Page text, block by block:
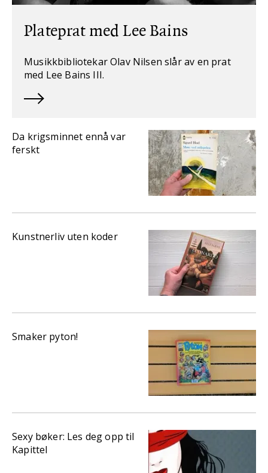
Plateprat med Lee Bains
Musikkbibliotekar Olav Nilsen slår av en prat
med Lee Bains III.
Da krigsminnet ennå var
ferskt
Kunstnerliv uten koder
Smaker pyton!
Sexy bøker: Les deg opp til
Kapittel